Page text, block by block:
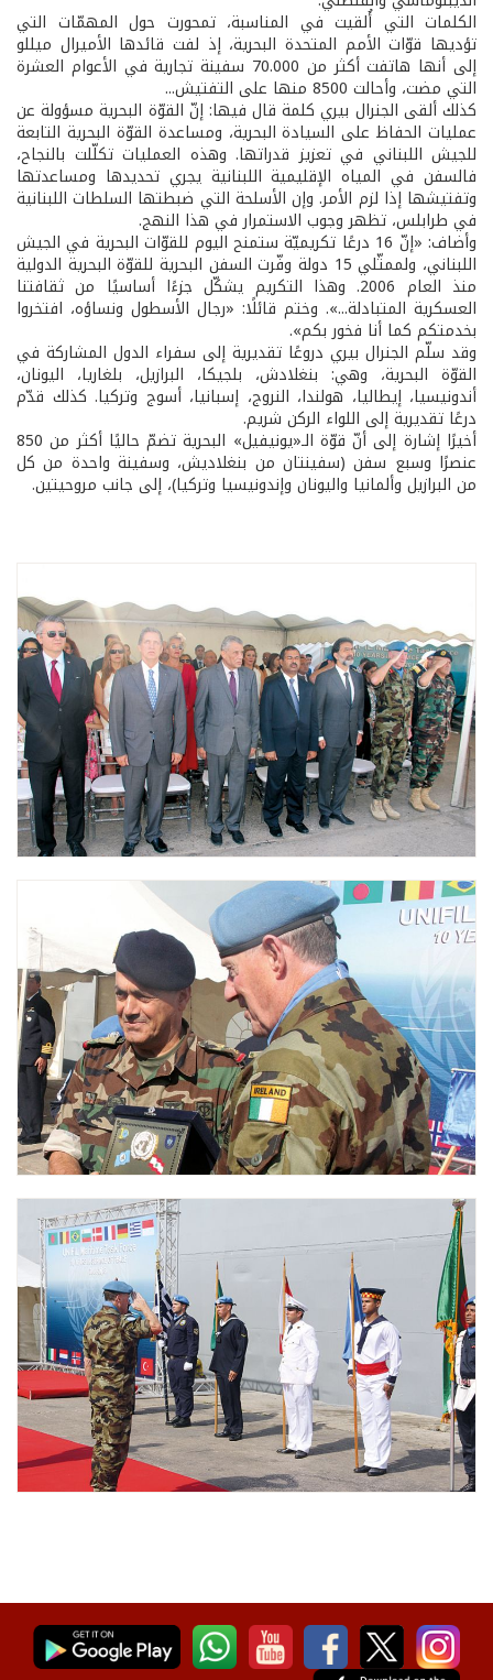
الكلمات التي أُلقيت في المناسبة، تمحورت حول المهمّات التي
تؤديها قوّات الأمم المتحدة البحرية، إذ لفت قائدها الأميرال ميللو
إلى أنها هاتفت أكثر من 70.000 سفينة تجارية في الأعوام العشرة
التي مضت، وأحالت 8500 منها على التفتيش...
كذلك ألقى الجنرال بيري كلمة قال فيها: إنّ القوّة البحرية مسؤولة عن
عمليات الحفاظ على السيادة البحرية، ومساعدة القوّة البحرية التابعة
للجيش اللبناني في تعزيز قدراتها. وهذه العمليات تكلّلت بالنجاح،
فالسفن في المياه الإقليمية اللبنانية يجري تحديدها ومساعدتها
وتفتيشها إذا لزم الأمر. وإن الأسلحة التي ضبطتها السلطات اللبنانية
في طرابلس، تظهر وجوب الاستمرار في هذا النهج.
وأضاف: «إنّ 16 درعًا تكريميّة ستمنح اليوم للقوّات البحرية في الجيش
اللبناني، ولممثّلي 15 دولة وفّرت السفن البحرية للقوّة البحرية الدولية
منذ العام 2006. وهذا التكريم يشكّل جزءًا أساسيًا من ثقافتنا
العسكرية المتبادلة...». وختم قائلًا: «رجال الأسطول ونساؤه، افتخروا
بخدمتكم كما أنا فخور بكم».
وقد سلّم الجنرال بيري دروعًا تقديرية إلى سفراء الدول المشاركة في
القوّة البحرية، وهي: بنغلادش، بلجيكا، البرازيل، بلغاريا، اليونان،
أندونيسيا، إيطاليا، هولندا، النروج، إسبانيا، أسوج وتركيا. كذلك قدّم
درعًا تقديرية إلى اللواء الركن شريم.
أخيرًا إشارة إلى أنّ قوّة الـ«يونيفيل» البحرية تضمّ حاليًا أكثر من 850
عنصرًا وسبع سفن (سفينتان من بنغلاديش، وسفينة واحدة من كل
من البرازيل وألمانيا واليونان وإندونيسيا وتركيا)، إلى جانب مروحيتين.